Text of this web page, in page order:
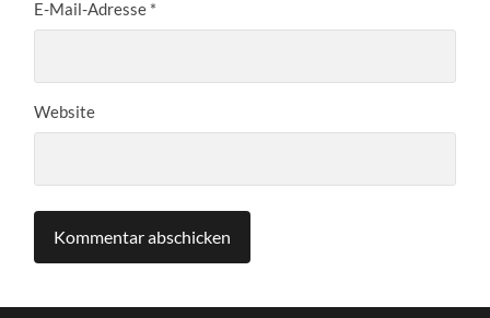
E-Mail-Adresse *
Website